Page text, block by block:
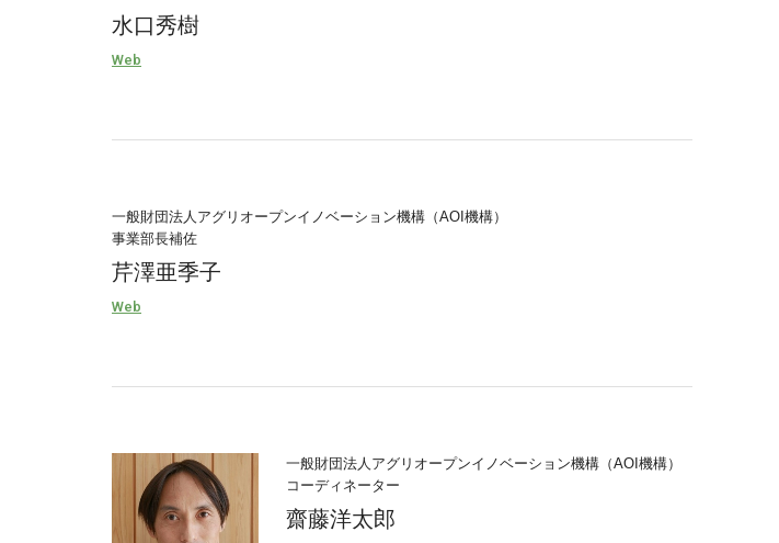
水口秀樹
Web
一般財団法人アグリオープンイノベーション機構（AOI機構）
事業部長補佐
芹澤亜季子
Web
一般財団法人アグリオープンイノベーション機構（AOI機構）
コーディネーター
齋藤洋太郎